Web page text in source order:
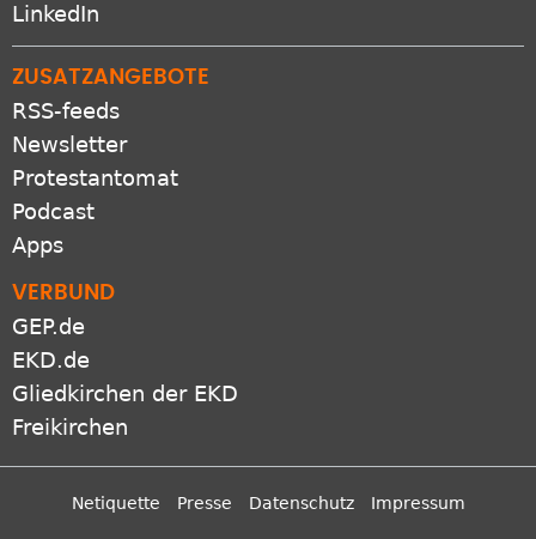
LinkedIn
ZUSATZANGEBOTE
RSS-feeds
Newsletter
Protestantomat
Podcast
Apps
VERBUND
GEP.de
EKD.de
Gliedkirchen der EKD
Freikirchen
Netiquette Presse Datenschutz Impressum